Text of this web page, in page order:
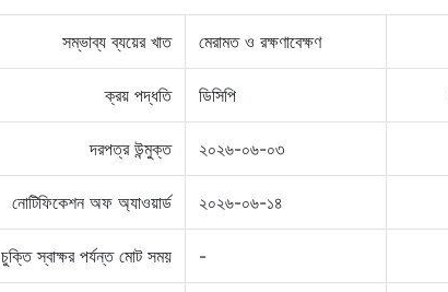
সম্ভাব্য ব্যয়ের খাত মেরামত ও রক্ষণাবেক্ষণ
ক্রয় পদ্ধতি ডিসিপি
দরপত্র উন্মুক্ত ২০২৬-০৬-০৩
নোটিফিকেশন অফ অ্যাওয়ার্ড ২০২৬-০৬-১৪
চুক্তি স্বাক্ষর পর্যন্ত মোট সময় -